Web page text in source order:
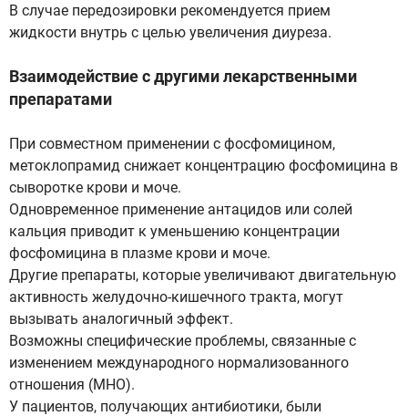
В случае передозировки рекомендуется прием
жидкости внутрь с целью увеличения диуреза.
Взаимодействие с другими лекарственными
препаратами
При совместном применении с фосфомицином,
метоклопрамид снижает концентрацию фосфомицина в
сыворотке крови и моче.
Одновременное применение антацидов или солей
кальция приводит к уменьшению концентрации
фосфомицина в плазме крови и моче.
Другие препараты, которые увеличивают двигательную
активность желудочно-кишечного тракта, могут
вызывать аналогичный эффект.
Возможны специфические проблемы, связанные с
изменением международного нормализованного
отношения (МНО).
У пациентов, получающих антибиотики, были